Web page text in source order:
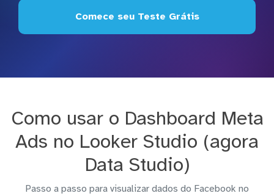
Comece seu Teste Grátis
Como usar o Dashboard Meta
Ads no Looker Studio (agora
Data Studio)
Passo a passo para visualizar dados do Facebook no